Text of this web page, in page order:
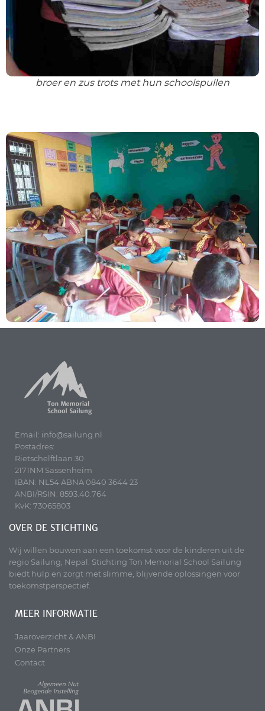
broer en zus trots met hun schoolspullen
Email: info@sailung.nl
Postadres:
Rietschelftlaan 30
2171NM Sassenheim
IBAN: NL54 ABNA 0840 3644 23
ANBI/RSIN: 8593.40.764
KvK: 73065803
OVER DE STICHTING
Wij willen bouwen aan een toekomst voor de kinderen uit de
regio Sailung, Nepal. Stichting Ton Memorial School Sailung
biedt hulp en zorgt met slimme, blijvende oplossingen voor
toekomstperspectief.
MEER INFORMATIE
Jaaroverzicht & ANBI
Onze Partners
Contact